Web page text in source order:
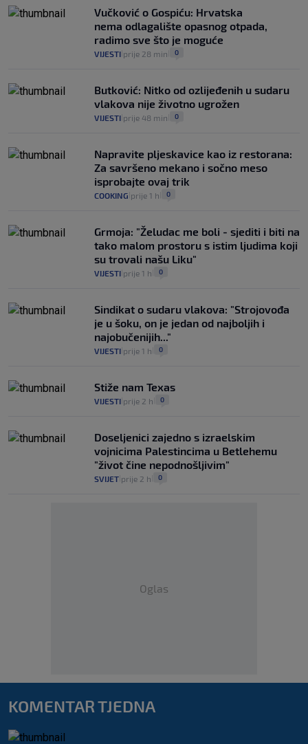
Vučković o Gospiću: Hrvatska
nema odlagalište opasnog otpada,
radimo sve što je moguće
VIJESTI prije 28 min 0
Butković: Nitko od ozlijeđenih u sudaru
vlakova nije životno ugrožen
VIJESTI prije 48 min 0
Napravite pljeskavice kao iz restorana:
Za savršeno mekano i sočno meso
isprobajte ovaj trik
COOKING prije 1 h 0
Grmoja: "Želudac me boli - sjediti i biti na
tako malom prostoru s istim ljudima koji
su trovali našu Liku"
VIJESTI prije 1 h 0
Sindikat o sudaru vlakova: "Strojovođa
je u šoku, on je jedan od najboljih i
najobučenijih..."
VIJESTI prije 1 h 0
Stiže nam Texas
VIJESTI prije 2 h 0
Doseljenici zajedno s izraelskim
vojnicima Palestincima u Betlehemu
"život čine nepodnošljivim"
SVIJET prije 2 h 0
Oglas
KOMENTAR TJEDNA